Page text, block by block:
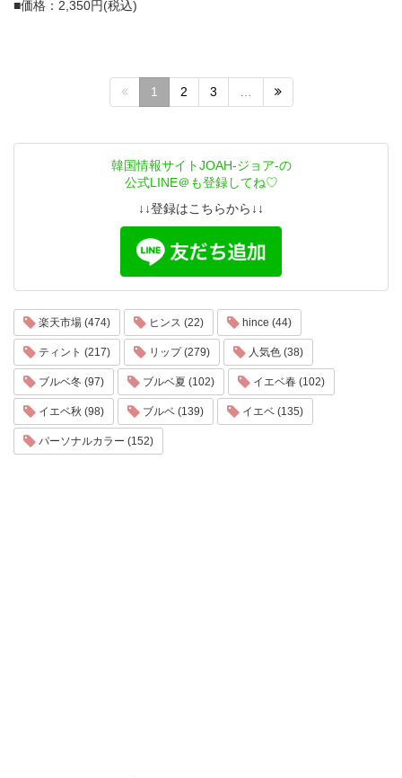
■価格：2,350円(税込)
1 2 3
韓国情報サイトJOAH-ジョア-の
公式LINE＠も登録してね♡
↓↓登録はこちらから↓↓
楽天市場 (474) ヒンス (22) hince (44)
ティント (217) リップ (279) 人気色 (38)
ブルベ冬 (97) ブルベ夏 (102) イエベ春 (102)
イエベ秋 (98) ブルベ (139) イエベ (135)
パーソナルカラー (152)